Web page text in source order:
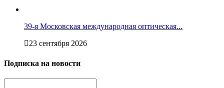
39-я Московская международная оптическая...
23 сентября 2026
Подписка на новости